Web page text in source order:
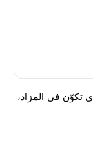
الذي تكوّن في المزاد،